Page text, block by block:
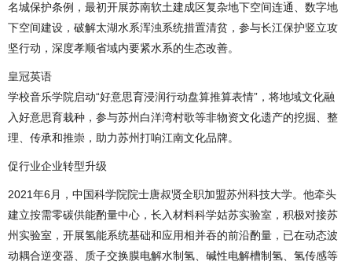
名城保护条例，最初开展苏南软土建成区复杂地下空间连通、数字地
下空间建设，破解太湖水系浑浊系统措置清贫，参与长江保护竖立攻
坚行动，深度孝顺省域内要紧水系的生态改善。
皇冠英语
学校音乐学院启动“好意思育浸润行动盘算推算表情”，将地域文化融
入好意思育栽种，参与苏州白洋湾村歌等非物资文化遗产的挖掘、整
理、传承和推崇，助力苏州打响江南文化品牌。
促行业企业转型升级
2021年6月，中国科学院院士唐叔贤全职加盟苏州科技大学。他牵头
建立按需零碳供能酌量中心，长入材料科学姑苏实验室，积极对接苏
州实验室，开展氢能系统基础和应用相并吞的前沿酌量，已在动态波
动耦合逆变器、质子交换膜电解水制氢、碱性电解槽制氢、氢传感等